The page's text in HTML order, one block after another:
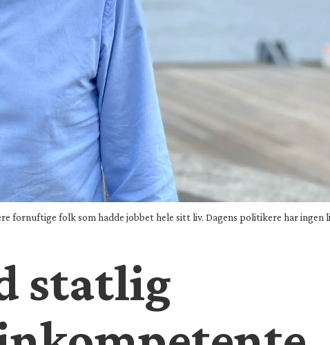
fornuftige folk som hadde jobbet hele sitt liv. Dagens politikere har ingen
statlig